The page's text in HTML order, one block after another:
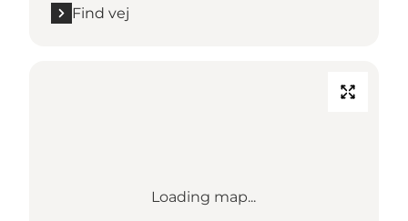
Find vej
Loading map...